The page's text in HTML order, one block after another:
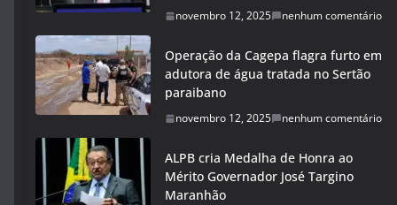
novembro 12, 2025 nenhum comentário
Operação da Cagepa flagra furto em
adutora de água tratada no Sertão
paraibano
novembro 12, 2025 nenhum comentário
ALPB cria Medalha de Honra ao
Mérito Governador José Targino
Maranhão